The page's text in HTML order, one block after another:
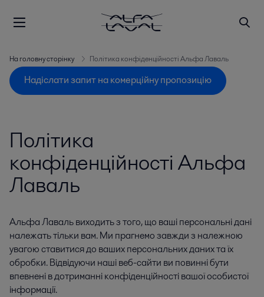
На головну сторінку Політика конфіденційності Альфа Лаваль
Надіслати запит на комерційну пропозицію
Політика
конфіденційності Альфа
Лаваль
Альфа Лаваль виходить з того, що ваші персональні дані
належать тільки вам. Ми прагнемо завжди з належною
увагою ставитися до ваших персональних даних та їх
обробки. Відвідуючи наші веб-сайти ви повинні бути
впевнені в дотриманні конфіденційності вашої особистої
інформації.